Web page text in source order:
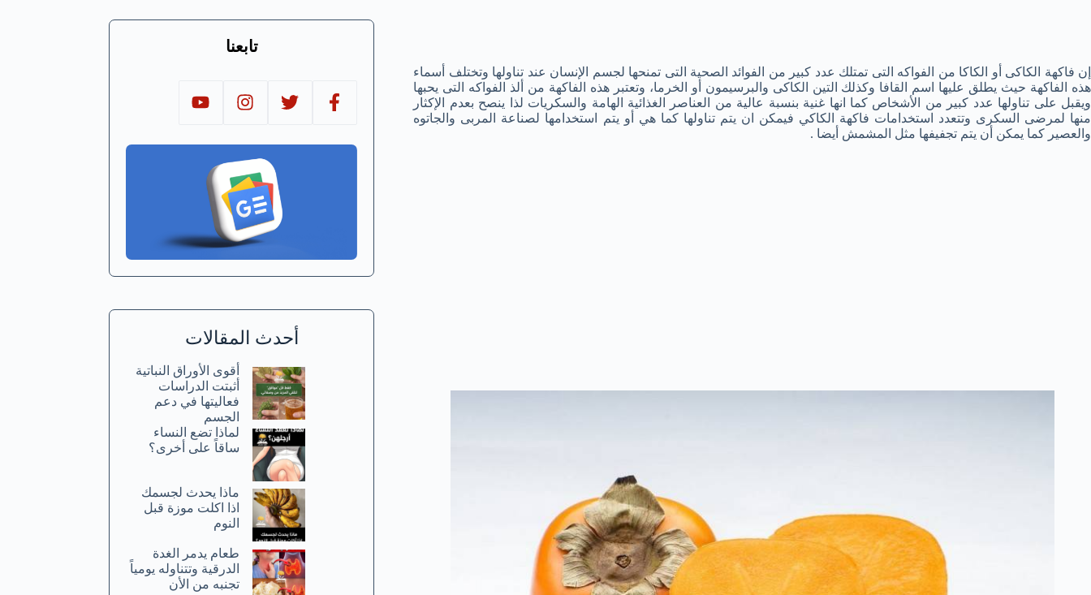
إن فاكهة الكاكى أو الكاكا من الفواكه التى تمتلك عدد كبير من الفوائد الصحية التى تمنحها لجسم الإنسان عند تناولها وتختلف أسماء
هذه الفاكهة حيث يطلق عليها اسم القافا وكذلك التين الكاكى والبرسيمون أو الخرما، وتعتبر هذه الفاكهة من ألذ الفواكه التى يحبها
ويقبل على تناولها عدد كبير من الأشخاص كما انها غنية بنسبة عالية من العناصر الغذائية الهامة والسكريات لذا ينصح بعدم الإكثار
منها لمرضى السكرى وتتعدد استخدامات فاكهة الكاكي فيمكن ان يتم تناولها كما هي أو يتم استخدامها لصناعة المربى والجاتوه
والعصير كما يمكن أن يتم تجفيفها مثل المشمش أيضا .
تابعنا
أحدث المقالات
أقوى الأوراق النباتية
أثبتت الدراسات
فعاليتها في دعم
الجسم
لماذا تضع النساء
ساقاً على أخرى؟
ماذا يحدث لجسمك
اذا اكلت موزة قبل
النوم
طعام يدمر الغدة
الدرقية وتتناوله يومياً
تجنبه من الأن